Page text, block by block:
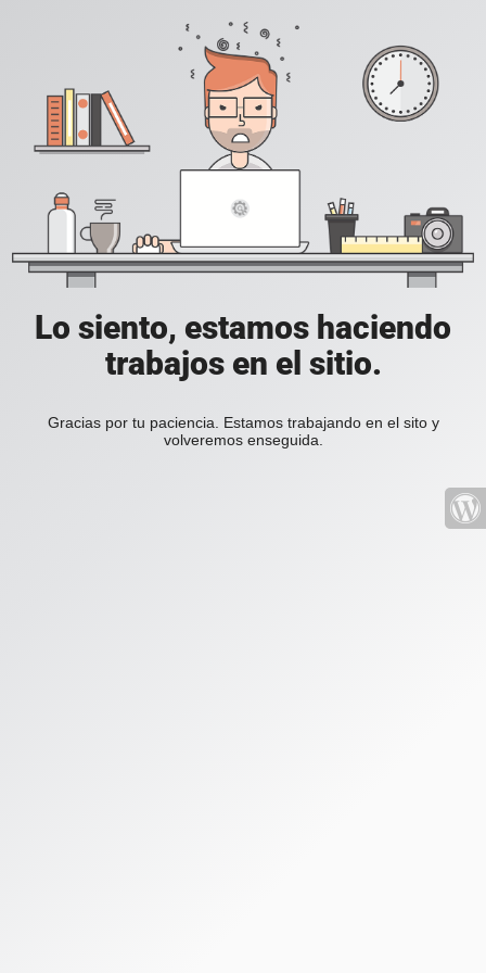
Lo siento, estamos haciendo
trabajos en el sitio.
Gracias por tu paciencia. Estamos trabajando en el sito y
volveremos enseguida.